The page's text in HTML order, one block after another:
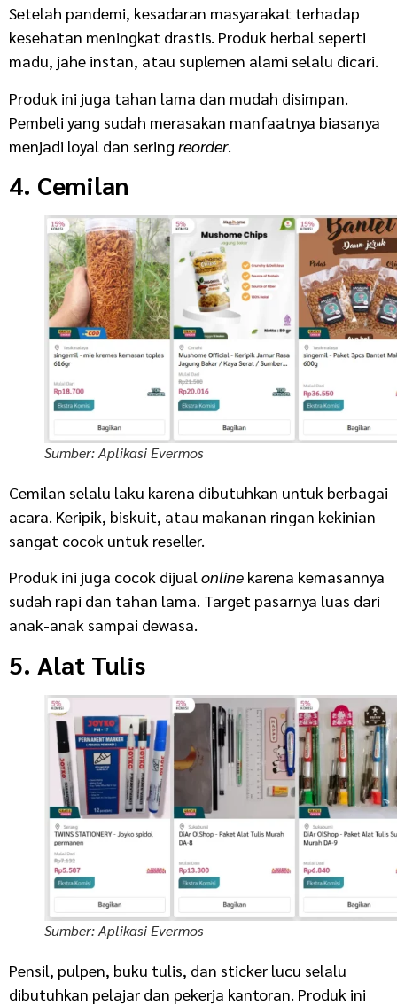
Setelah pandemi, kesadaran masyarakat terhadap
kesehatan meningkat drastis. Produk herbal seperti
madu, jahe instan, atau suplemen alami selalu dicari.
Produk ini juga tahan lama dan mudah disimpan.
Pembeli yang sudah merasakan manfaatnya biasanya
menjadi loyal dan sering reorder.
4. Cemilan
Sumber: Aplikasi Evermos
Cemilan selalu laku karena dibutuhkan untuk berbagai
acara. Keripik, biskuit, atau makanan ringan kekinian
sangat cocok untuk reseller.
Produk ini juga cocok dijualonline karena kemasannya
sudah rapi dan tahan lama. Target pasarnya luas dari
anak-anak sampai dewasa.
5. Alat Tulis
Sumber: Aplikasi Evermos
Pensil, pulpen, buku tulis, dan sticker lucu selalu
dibutuhkan pelajar dan pekerja kantoran. Produk ini